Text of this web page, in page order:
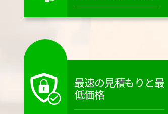
最速の見積もりと最
低価格